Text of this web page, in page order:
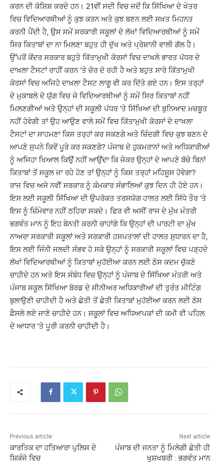
ਕਰਨ ਦੀ ਕੋਸ਼ਿਸ਼ ਕਰਦੇ ਹਨ। 21ਵੀਂ ਸਦੀ ਵਿਚ ਜਦੋਂ ਕਿ ਸਿੱਖਿਆ ਦੇ ਖੇਤਰ
ਵਿਚ ਵਿਦਿਆਰਥੀਆਂ ਨੂੰ ਕੁਝ ਕਰਨ ਅਤੇ ਕੁਝ ਬਣਨ ਲਈ ਸਖ਼ਤ ਮਿਹਨਤ
ਕਰਨੀ ਪੈਂਦੀ ਹੈ, ਉਸ ਸਮੇਂ ਸਰਕਾਰੀ ਸਕੂਲਾਂ ਦੇ ਲੱਖਾਂ ਵਿਦਿਆਰਥੀਆਂ ਨੂੰ ਸਮੇਂ
ਸਿਰ ਕਿਤਾਬਾਂ ਦਾ ਨਾ ਮਿਲਣਾ ਬਹੁਤ ਹੀ ਦੁੱਖ ਅਤੇ ਪ੍ਰੇਸ਼ਾਨੀ ਵਾਲੀ ਗੱਲ ਹੈ।
ਉੱਪਰੋਂ ਕੇਂਦਰ ਸਰਕਾਰ ਬਹੁਤੇ ਕਿੱਤਾਮੁਖੀ ਕੋਰਸਾਂ ਵਿਚ ਦਾਖ਼ਲੇ ਭਾਰਤ ਪੱਧਰ ਦੇ
ਦਾਖ਼ਲਾ ਟੈਸਟਾਂ ਰਾਹੀਂ ਕਰਨ ‘ਤੇ ਜ਼ੋਰ ਦੇ ਰਹੀ ਹੈ ਅਤੇ ਬਹੁਤ ਸਾਰੇ ਕਿੱਤਾਮੁਖੀ
ਕੋਰਸਾਂ ਵਿਚ ਅਜਿਹੇ ਦਾਖ਼ਲਾ ਟੈਸਟ ਲਾਗੂ ਵੀ ਕਰ ਦਿੱਤੇ ਗਏ ਹਨ। ਇਸ ਤਰ੍ਹਾਂ
ਦੇ ਮੁਕਾਬਲੇ ਦੇ ਯੁੱਗ ਵਿਚ ਜੇ ਵਿਦਿਆਰਥੀਆਂ ਨੂੰ ਸਮੇਂ ਸਿਰ ਕਿਤਾਬਾਂ ਨਹੀਂ
ਮਿਲਣਗੀਆਂ ਅਤੇ ਉਨ੍ਹਾਂ ਦੀ ਸਕੂਲੀ ਪੱਧਰ ‘ਤੇ ਸਿੱਖਿਆ ਦੀ ਬੁਨਿਆਦ ਮਜ਼ਬੂਤ
ਨਹੀਂ ਹੋਵੇਗੀ ਤਾਂ ਉਹ ਆਉਣ ਵਾਲੇ ਸਮੇਂ ਵਿਚ ਕਿੱਤਾਮੁਖੀ ਕੋਰਸਾਂ ਦੇ ਦਾਖ਼ਲਾ
ਟੈਸਟਾਂ ਦਾ ਸਾਹਮਣਾ ਕਿਸ ਤਰ੍ਹਾਂ ਕਰ ਸਕਣਗੇ ਅਤੇ ਜ਼ਿੰਦਗੀ ਵਿਚ ਕੁਝ ਬਣਨ ਦੇ
ਆਪਣੇ ਸੁਪਨੇ ਕਿਵੇਂ ਪੂਰੇ ਕਰ ਸਕਣਗੇ? ਪੰਜਾਬ ਦੇ ਹੁਕਮਰਾਨਾਂ ਅਤੇ ਅਧਿਕਾਰੀਆਂ
ਨੂੰ ਅਜਿਹਾ ਖਿਆਲ ਕਿਉਂ ਨਹੀਂ ਆਉਂਦਾ ਕਿ ਜੇਕਰ ਉਨ੍ਹਾਂ ਦੇ ਆਪਣੇ ਬੱਚੇ ਬਿਨਾਂ
ਕਿਤਾਬਾਂ ਤੋਂ ਸਕੂਲ ਜਾ ਰਹੇ ਹੋਣ ਤਾਂ ਉਨ੍ਹਾਂ ਨੂੰ ਕਿਸ ਤਰ੍ਹਾਂ ਮਹਿਸੂਸ ਹੋਵੇਗਾ?
ਰਾਜ ਵਿਚ ਅਜੇ ਨਵੀਂ ਸਰਕਾਰ ਨੂੰ ਕੰਮਕਾਰ ਸੰਭਾਲਿਆਂ ਕੁਝ ਦਿਨ ਹੀ ਹੋਏ ਹਨ।
ਇਸ ਲਈ ਸਕੂਲੀ ਸਿੱਖਿਆ ਦੀ ਉਪਰੋਕਤ ਤਰਸਯੋਗ ਹਾਲਤ ਲਈ ਸਿੱਧੇ ਤੌਰ ‘ਤੇ
ਇਸ ਨੂੰ ਜ਼ਿੰਮੇਵਾਰ ਨਹੀਂ ਠਹਿਰਾ ਸਕਦੇ। ਫਿਰ ਵੀ ਅਸੀਂ ਰਾਜ ਦੇ ਮੁੱਖ ਮੰਤਰੀ
ਭਗਵੰਤ ਮਾਨ ਨੂੰ ਇਹ ਬੇਨਤੀ ਕਰਨੀ ਚਾਹਾਂਗੇ ਕਿ ਉਨ੍ਹਾਂ ਦੀ ਪਾਰਟੀ ਦਾ ਮੁੱਖ
ਨਾਅਰਾ ਸਰਕਾਰੀ ਸਕੂਲਾਂ ਅਤੇ ਸਰਕਾਰੀ ਹਸਪਤਾਲਾਂ ਦੀ ਹਾਲਤ ਸੁਧਾਰਨ ਦਾ ਹੈ,
ਇਸ ਲਈ ਜਿੰਨੀ ਜਲਦੀ ਸੰਭਵ ਹੋ ਸਕੇ ਉਨ੍ਹਾਂ ਨੂੰ ਸਰਕਾਰੀ ਸਕੂਲਾਂ ਵਿਚ ਪੜ੍ਹਦੇ
ਲੱਖਾਂ ਵਿਦਿਆਰਥੀਆਂ ਨੂੰ ਕਿਤਾਬਾਂ ਮੁਹੱਈਆ ਕਰਨ ਲਈ ਠੋਸ ਕਦਮ ਚੁੱਕਣੇ
ਚਾਹੀਦੇ ਹਨ ਅਤੇ ਇਸ ਸੰਬੰਧ ਵਿਚ ਉਨ੍ਹਾਂ ਨੂੰ ਪੰਜਾਬ ਦੇ ਸਿੱਖਿਆ ਮੰਤਰੀ ਅਤੇ
ਪੰਜਾਬ ਸਕੂਲ ਸਿੱਖਿਆ ਬੋਰਡ ਦੇ ਸੀਨੀਅਰ ਅਧਿਕਾਰੀਆਂ ਦੀ ਤੁਰੰਤ ਮੀਟਿੰਗ
ਬੁਲਾਉਣੀ ਚਾਹੀਦੀ ਹੈ ਅਤੇ ਛੇਤੀ ਤੋਂ ਛੇਤੀ ਕਿਤਾਬਾਂ ਮੁਹੱਈਆ ਕਰਨ ਲਈ ਠੋਸ
ਫ਼ੈਸਲੇ ਲਏ ਜਾਣੇ ਚਾਹੀਦੇ ਹਨ। ਸਕੂਲਾਂ ਵਿਚ ਅਧਿਆਪਕਾਂ ਦੀ ਕਮੀ ਵੀ ਪਹਿਲ
ਦੇ ਆਧਾਰ ‘ਤੇ ਪੂਰੀ ਕਰਨੀ ਚਾਹੀਦੀ ਹੈ।
Previous article
ਕਾਰਤਿਕ ਦਾ ਹਤਿਆਰਾ ਪੁਲਿਸ ਦੇ
ਸ਼ਿਕੰਜੇ ਵਿਚ
Next article
ਪੰਜਾਬ ਦੀ ਜਨਤਾ ਨੂੰ ਮਿਲੇਗੀ ਛੇਤੀ ਹੀ
ਖੁਸ਼ਖਬਰੀ : ਭਗਵੰਤ ਮਾਨ